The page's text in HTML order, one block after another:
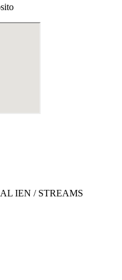
IEN / STREAMS